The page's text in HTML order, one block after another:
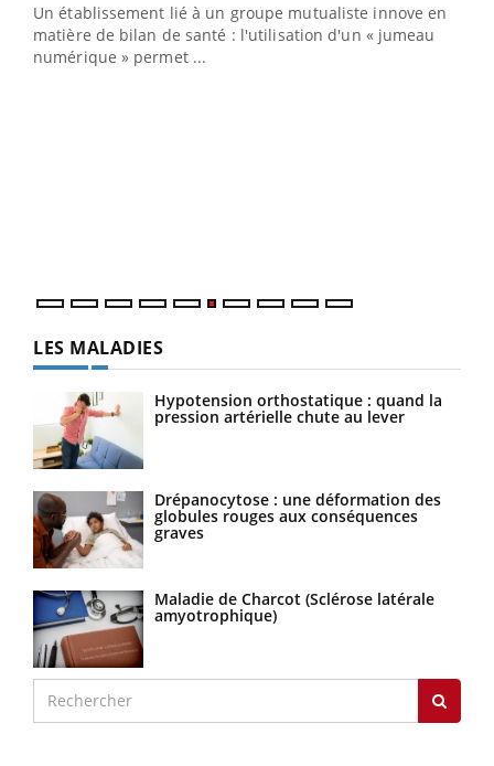
Un établissement lié à un groupe mutualiste innove en
matière de bilan de santé : l'utilisation d'un « jumeau
numérique » permet ...
LES MALADIES
Hypotension orthostatique : quand la
pression artérielle chute au lever
Drépanocytose : une déformation des
globules rouges aux conséquences
graves
Maladie de Charcot (Sclérose latérale
amyotrophique)